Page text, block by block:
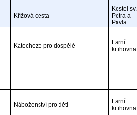
Křížová cesta
Kostel sv.
Petra a
Pavla
Katecheze pro dospělé
Farní
knihovna
Náboženství pro děti
Farní
knihovna